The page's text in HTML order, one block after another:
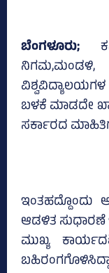
ಬೆಂಗಳೂರು;
ನಿಗಮ,ಮಂಡಳಿ,
ಬಳಕೆ ಮಾಡದೇ
ಸರ್ಕಾರದ
ಇಂತಹದ್ದೊಂದು
ಆಡಳಿತ
ಮುಖ್ಯ